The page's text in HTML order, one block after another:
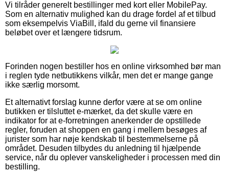
Vi tilråder generelt bestillinger med kort eller MobilePay.
Som en alternativ mulighed kan du drage fordel af et tilbud
som eksempelvis ViaBill, ifald du gerne vil finansiere
beløbet over et længere tidsrum.
Forinden nogen bestiller hos en online virksomhed bør man
i reglen tyde netbutikkens vilkår, men det er mange gange
ikke særlig morsomt.
Et alternativt forslag kunne derfor være at se om online
butikken er tilsluttet e-mærket, da det skulle være en
indikator for at e-forretningen anerkender de opstillede
regler, foruden at shoppen en gang i mellem besøges af
jurister som har nøje kendskab til bestemmelserne på
området. Desuden tilbydes du anledning til hjælpende
service, når du oplever vanskeligheder i processen med din
bestilling.